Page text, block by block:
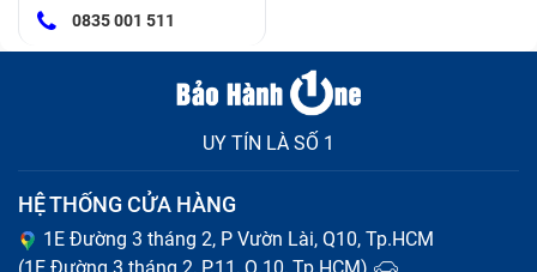
0835 001 511
UY TÍN LÀ SỐ 1
HỆ THỐNG CỬA HÀNG
1E Đường 3 tháng 2, P Vườn Lài, Q10, Tp.HCM